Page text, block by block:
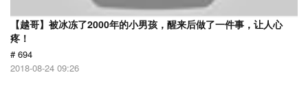
【越哥】被冰冻了2000年的小男孩，醒来后做了一件事，让人心
疼！
# 694
2018-08-24 09:26